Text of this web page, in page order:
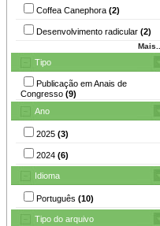
Coffea Canephora (2)
Desenvolvimento radicular (2)
Mais...
Tipo
Publicação em Anais de
Congresso (9)
Ano
2025 (3)
2024 (6)
Idioma
Português (10)
Tipo do arquivo